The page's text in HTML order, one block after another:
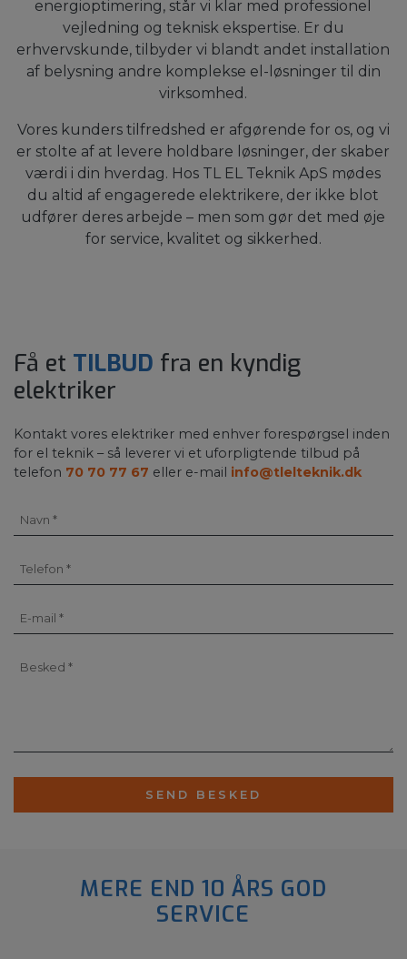
energioptimering, står vi klar med professionel
vejledning og teknisk ekspertise. Er du
erhvervskunde, tilbyder vi blandt andet installation
af belysning andre komplekse el-løsninger til din
virksomhed.
Vores kunders tilfredshed er afgørende for os, og vi
er stolte af at levere holdbare løsninger, der skaber
værdi i din hverdag. Hos TL EL Teknik ApS mødes
du altid af engagerede elektrikere, der ikke blot
udfører deres arbejde – men som gør det med øje
for service, kvalitet og sikkerhed.
Få et TILBUD fra en kyndig
elektriker
Kontakt vores elektriker med enhver forespørgsel inden
for el teknik – så leverer vi et uforpligtende tilbud på
telefon 70 70 77 67 eller e-mail info@tlelteknik.dk
MERE END 10 ÅRS GOD
SERVICE